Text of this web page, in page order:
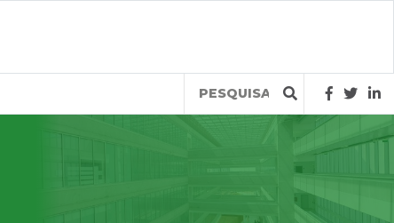
Query